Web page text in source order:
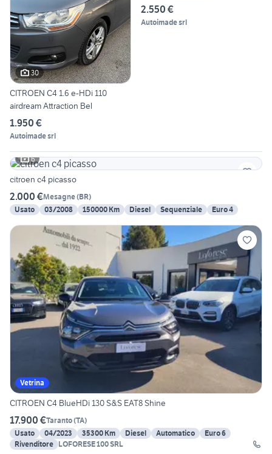
30
CITROEN C4 1.6 e-HDi 110
airdream Attraction Bel
1.950 €
Autoimade srl
2.550 €
Autoimade srl
6
citroen c4 picasso
2.000 €Mesagne(BR)
Usato
03/2008 150000 Km Diesel Sequenziale Euro 4
Vetrina
CITROEN C4 BlueHDi 130 S&S EAT8 Shine
17.900 €Taranto(TA)
Usato
04/2023 35300 Km Diesel Automatico
Euro 6
Rivenditore LOFORESE 100 SRL